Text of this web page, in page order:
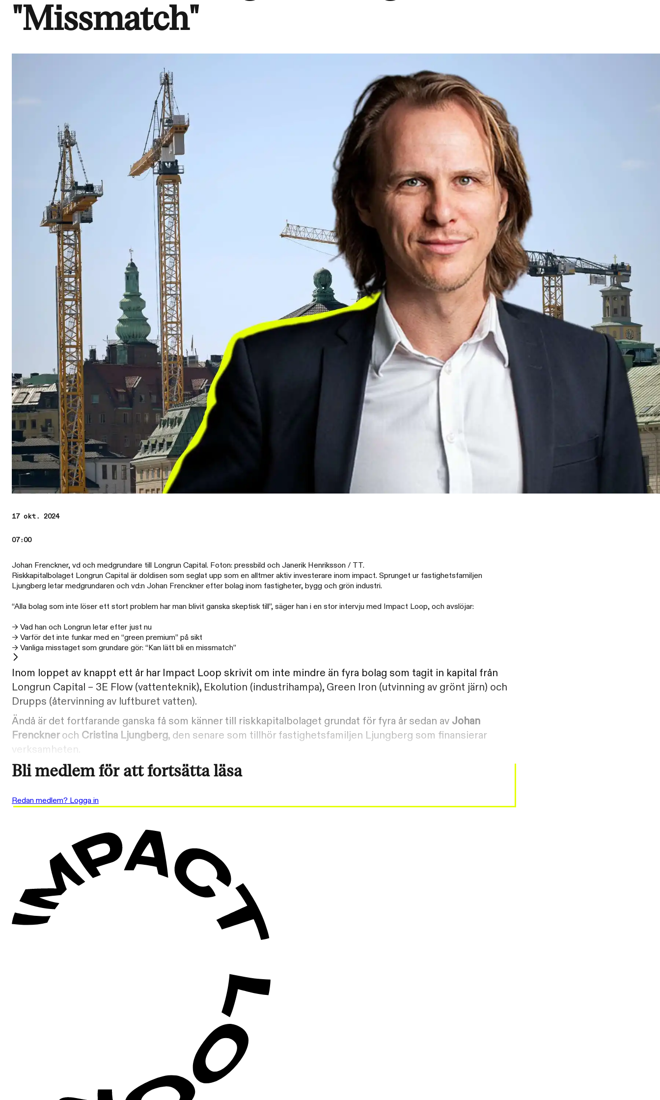
"Missmatch"
17 okt. 2024
07:00
Johan Frenckner, vd och medgrundare till Longrun Capital. Foton: pressbild och Janerik Henriksson / TT.
Riskkapitalbolaget Longrun Capital är doldisen som seglat upp som en alltmer aktiv investerare inom impact. Sprunget ur fastighetsfamiljen
Ljungberg letar medgrundaren och vd:n Johan Frenckner efter bolag inom fastigheter, bygg och grön industri.‍
“Alla bolag som inte löser ett stort problem har man blivit ganska skeptisk till”, säger han i en stor intervju med Impact Loop, och avslöjar:‍
→ Vad han och Longrun letar efter just nu
→ Varför det inte funkar med en “green premium” på sikt
→ Vanliga misstaget som grundare gör: “Kan lätt bli en missmatch”
Inom loppet av knappt ett år har Impact Loop skrivit om inte mindre än fyra bolag som tagit in kapital från
Longrun Capital – 3E Flow (vattenteknik), Ekolution (industrihampa), Green Iron (utvinning av grönt järn) och
Drupps (återvinning av luftburet vatten).
Ändå är det fortfarande ganska få som känner till riskkapitalbolaget grundat för fyra år sedan av Johan
Frenckneroch Cristina Ljungberg, den senare som tillhör fastighetsfamiljen Ljungberg som finansierar
verksamheten.
Bli medlem för att fortsätta läsa
Redan medlem? Logga in